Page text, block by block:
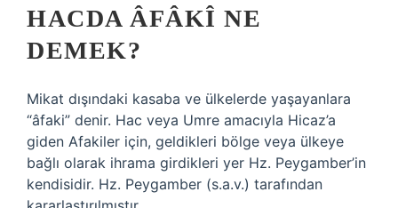
HACDA ÂFÂKÎ NE
DEMEK?
Mikat dışındaki kasaba ve ülkelerde yaşayanlara
“âfaki” denir. Hac veya Umre amacıyla Hicaz’a
giden Afakiler için, geldikleri bölge veya ülkeye
bağlı olarak ihrama girdikleri yer Hz. Peygamber’in
kendisidir. Hz. Peygamber (s.a.v.) tarafından